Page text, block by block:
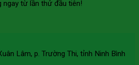
ngay từ lần thử đầu tiên!
Lâm, p. Trường Thi, tỉnh Ninh Bình